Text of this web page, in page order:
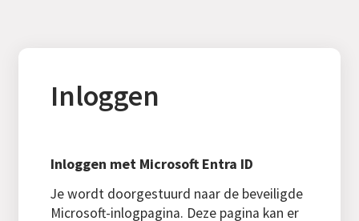
Inloggen
Inloggen met Microsoft Entra ID
Je wordt doorgestuurd naar de beveiligde
Microsoft-inlogpagina. Deze pagina kan er